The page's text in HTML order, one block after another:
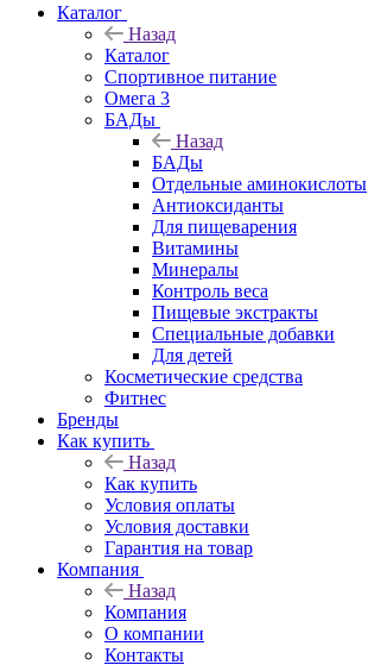
Каталог
Назад
Каталог
Спортивное питание
Омега 3
БАДы
Назад
БАДы
Отдельные аминокислоты
Антиоксиданты
Для пищеварения
Витамины
Минералы
Контроль веса
Пищевые экстракты
Специальные добавки
Для детей
Косметические средства
Фитнес
Бренды
Как купить
Назад
Как купить
Условия оплаты
Условия доставки
Гарантия на товар
Компания
Назад
Компания
О компании
Контакты